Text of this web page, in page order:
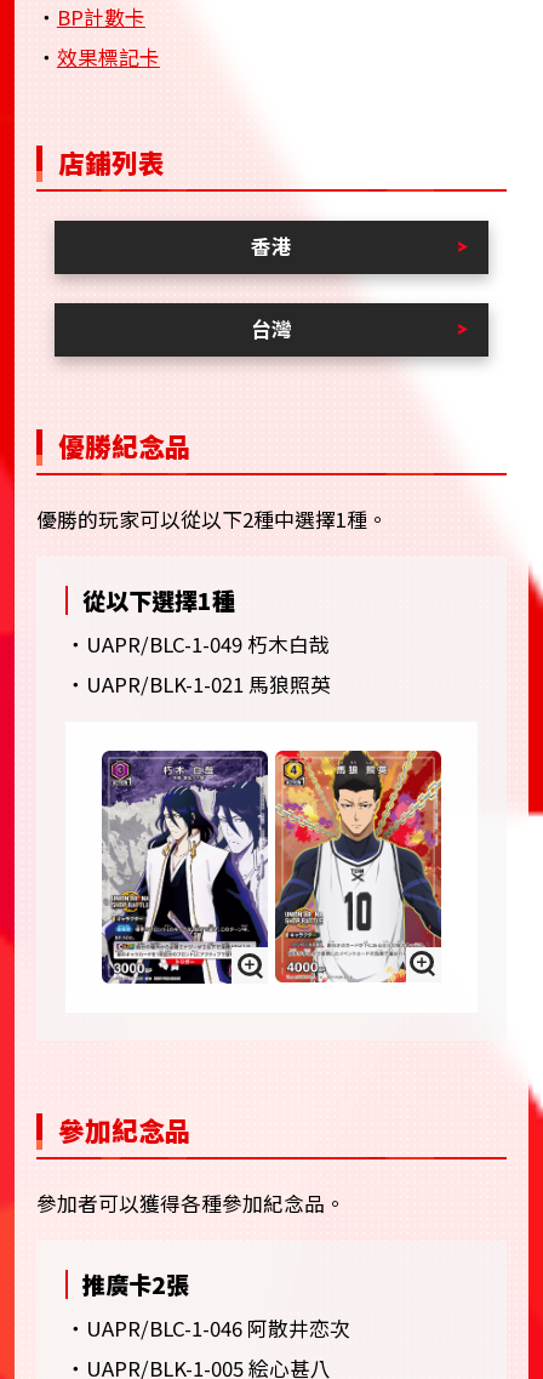
・ BP計數卡
・ 效果標記卡
店鋪列表
香港
台灣
優勝紀念品
優勝的玩家可以從以下2種中選擇1種。
從以下選擇1種
・UAPR/BLC-1-049 朽木白哉
・UAPR/BLK-1-021 馬狼照英
參加紀念品
參加者可以獲得各種參加紀念品。
推廣卡2張
・UAPR/BLC-1-046 阿散井恋次
・UAPR/BLK-1-005 絵心甚八